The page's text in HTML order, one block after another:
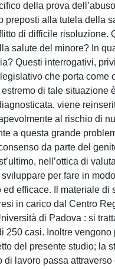
della prova
alla tutela della
di difficile risoluzione.
salute del minore? In
Questi interrogativi,
che porta
di tale situazione
viene
al rischio di
a questa grande
da parte del
nell’ottica di
per fare in
efficace. Il materiale
in carico dal Centro
di Padova : si
casi. Inoltre
del presente studio; la
lavoro passa